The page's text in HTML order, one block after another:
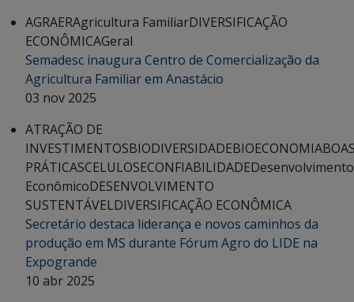
AGRAERAgricultura FamiliarDIVERSIFICAÇÃO
ECONÔMICAGeral
Semadesc inaugura Centro de Comercialização da
Agricultura Familiar em Anastácio
03 nov 2025
ATRAÇÃO DE
INVESTIMENTOSBIODIVERSIDADEBIOECONOMIA
PRÁTICASCELULOSECONFIABILIDADEDesenvolvimento
EconômicoDESENVOLVIMENTO
SUSTENTÁVELDIVERSIFICAÇÃO ECONÔMICA
Secretário destaca liderança e novos caminhos da
produção em MS durante Fórum Agro do LIDE na
Expogrande
10 abr 2025